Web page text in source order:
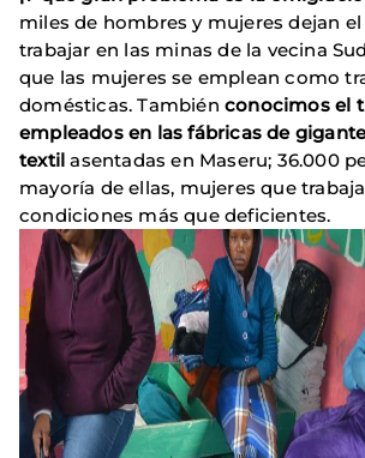
miles de hombres y mujeres dejan
trabajar en las minas de la vecina
que las mujeres se emplean como
domésticas. También conocimos el
empleados en las fábricas de
textilasentadas en Maseru; 36.000
mayoría de ellas, mujeres que
condiciones más que deficientes.